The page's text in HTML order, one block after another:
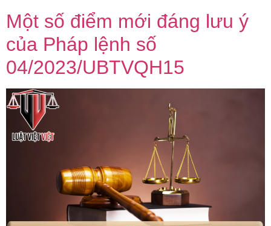
Một số điểm mới đáng lưu ý
của Pháp lệnh số
04/2023/UBTVQH15